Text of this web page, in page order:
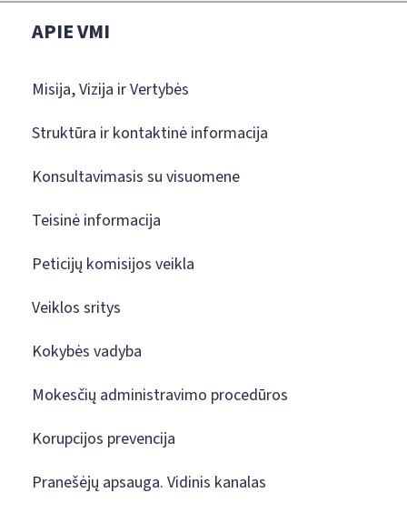
APIE VMI
Misija, Vizija ir Vertybės
Struktūra ir kontaktinė informacija
Konsultavimasis su visuomene
Teisinė informacija
Peticijų komisijos veikla
Veiklos sritys
Kokybės vadyba
Mokesčių administravimo procedūros
Korupcijos prevencija
Pranešėjų apsauga. Vidinis kanalas